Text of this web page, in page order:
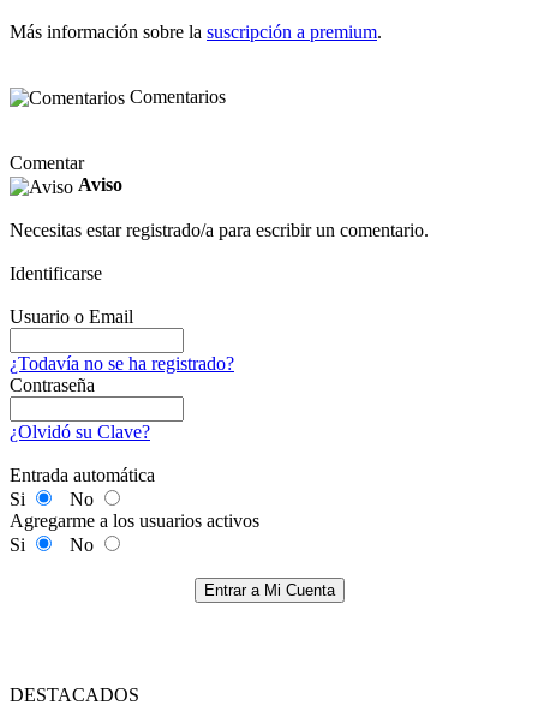
Más información sobre la suscripción a premium.
Comentarios
Comentar
Aviso
Necesitas estar registrado/a para escribir un comentario.
Identificarse
Usuario o Email
¿Todavía no se ha registrado?
Contraseña
¿Olvidó su Clave?
Entrada automática
Si
No
Agregarme a los usuarios activos
Si
No
Entrar a Mi Cuenta
DESTACADOS